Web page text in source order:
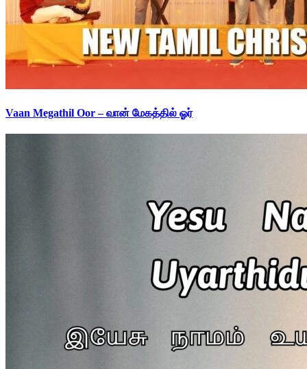
Vaan Megathil Oor – வான் மேகத்தில் ஓர்